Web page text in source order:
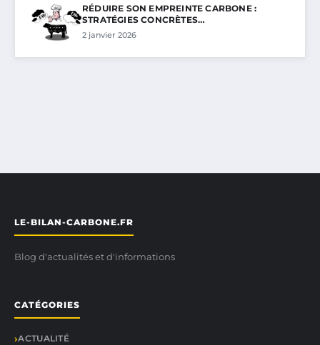
RÉDUIRE SON EMPREINTE CARBONE :
STRATÉGIES CONCRÈTES…
2 janvier 2026
LE-BILAN-CARBONE.FR
Blog d'actualités et d'informations
CATÉGORIES
ACTUALITÉ